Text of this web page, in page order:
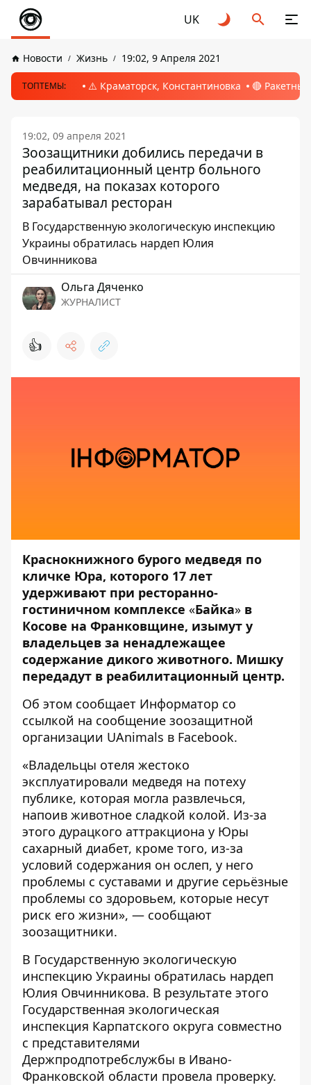
UK
Новости Жизнь 19:02, 9 Апреля 2021
ТОПТЕМЫ: ⚠️ Краматорск, Константиновка 🔴
19:02, 09 апреля 2021
Зоозащитники добились передачи в
реабилитационный центр больного
медведя, на показах которого
зарабатывал ресторан
В Государственную экологическую инспекцию
Украины обратилась нардеп Юлия
Овчинникова
Ольга Дяченко
ЖУРНАЛИСТ
👍
Краснокнижного бурого медведя по
кличке Юра, которого 17 лет
удерживают при ресторанно-
гостиничном комплексе «Байка» в
Косове на Франковщине, изымут у
владельцев за ненадлежащее
содержание дикого животного. Мишку
передадут в реабилитационный центр.
Об этом сообщает Информатор со
ссылкой на сообщение зоозащитной
организации UAnimals в Facebook.
«Владельцы отеля жестоко
эксплуатировали медведя на потеху
публике, которая могла развлечься,
напоив животное сладкой колой. Из-за
этого дурацкого аттракциона у Юры
сахарный диабет, кроме того, из-за
условий содержания он ослеп, у него
проблемы с суставами и другие серьёзные
проблемы со здоровьем, которые несут
риск его жизни», — сообщают
зоозащитники.
В Государственную экологическую
инспекцию Украины обратилась нардеп
Юлия Овчинникова. В результате этого
Государственная экологическая
инспекция Карпатского округа совместно
с представителями
Держпродпотребслужбы в Ивано-
Франковской области провела проверку.